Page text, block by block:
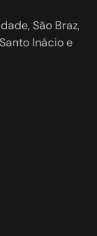
São Braz,
Inácio e